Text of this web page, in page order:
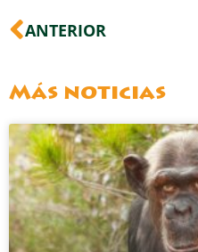
Ant
ANTERIOR
Más noticias